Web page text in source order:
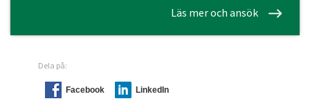
Läs mer och ansök
Dela på:
Facebook LinkedIn